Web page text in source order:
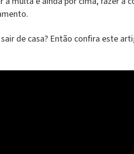
de casa? Então confira este